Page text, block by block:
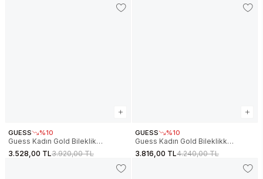
GUESS %10
Guess Kadın Gold Bileklik
JGUJUBB05413JWYGRSS
3.528,00 TL3.920,00 TL
GUESS %10
Guess Kadın Gold Bileklikk
JGUJUBB05406JWYGS
3.816,00 TL4.240,00 TL